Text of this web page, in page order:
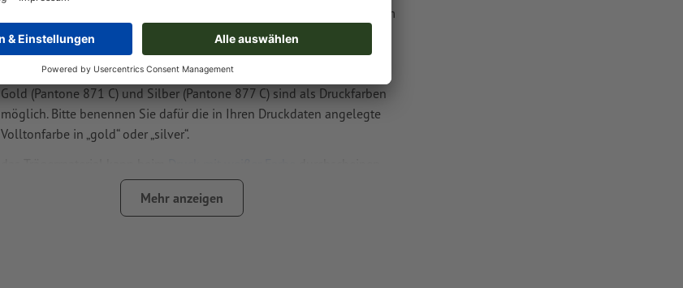
Benennen Sie die Farbfelder mit der entsprechenden Zielfarbe aus dem
Pantone FORMULA GUIDE Solid Coated (z.B. "Pantone 286 C").
Es sind keine Metallic- und Neonfarben möglich.
Gold (Pantone 871 C) und Silber (Pantone 877 C) sind als Druckfarben
möglich. Bitte benennen Sie dafür die in Ihren Druckdaten angelegte
Volltonfarbe in „gold“ oder „silver“.
Das druckfertige PDF darf nur Vektoren enthalten; JPEG- oder TIFF-
Bilder und -Vorlagen sind nicht geeignet
Mehr anzeigen